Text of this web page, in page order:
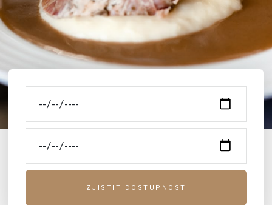
Rodinná atmosféra
Hotel je v rodinném provozu již 35 let a snažíme
ZJISTIT DOSTUPNOST